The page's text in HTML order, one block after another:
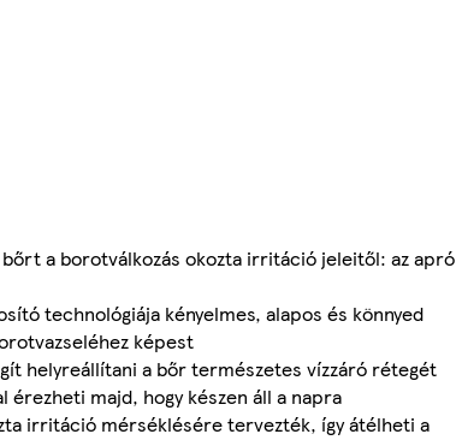
a borotválkozás okozta irritáció jeleitől: az apró
technológiája kényelmes, alapos és könnyed
képest
helyreállítani a bőr természetes vízzáró rétegét
érezheti majd, hogy készen áll a napra
irritáció mérséklésére tervezték, így átélheti a